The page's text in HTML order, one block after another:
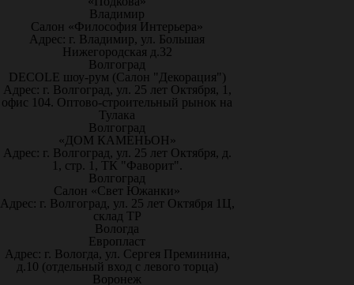
Владимир
Салон «Философия Интерьера»
Адрес: г. Владимир, ул. Большая
Нижегородская д.32
Волгоград
DECOLE шоу-рум (Салон "Декорация")
Адрес: г. Волгоград, ул. 25 лет Октября, 1,
офис 104. Оптово-строительный рынок на
Тулака
Волгоград
«ДОМ КАМЕНЬОН»
Адрес: г. Волгоград, ул. 25 лет Октября, д.
1, стр. 1, ТК "Фаворит".
Волгоград
Салон «Свет Южанки»
Адрес: г. Волгоград, ул. 25 лет Октября 1Ц,
склад ТР
Вологда
Европласт
Адрес: г. Вологда, ул. Сергея Преминина,
д.10 (отдельный вход с левого торца)
Воронеж